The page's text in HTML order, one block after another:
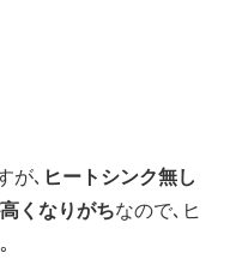
が､ ヒートシンク無し
くなりがちなので､ヒ